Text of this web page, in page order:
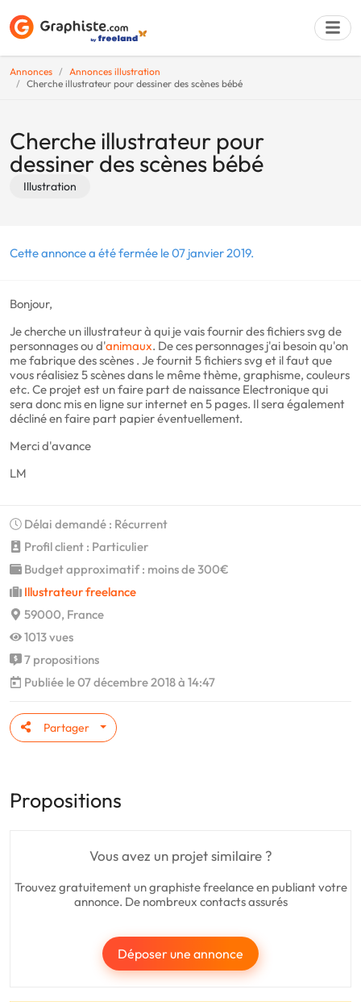
Annonces
Annonces illustration
Cherche illustrateur pour dessiner des scènes bébé
Cherche illustrateur pour
dessiner des scènes bébé
Illustration
Cette annonce a été fermée le 07 janvier 2019.
Bonjour,
Je cherche un illustrateur à qui je vais fournir des fichiers svg de
personnages ou d'animaux. De ces personnages j'ai besoin qu'on
me fabrique des scènes . Je fournit 5 fichiers svg et il faut que
vous réalisiez 5 scènes dans le même thème, graphisme, couleurs
etc. Ce projet est un faire part de naissance Electronique qui
sera donc mis en ligne sur internet en 5 pages. Il sera également
décliné en faire part papier éventuellement.
Merci d'avance
LM
Délai demandé : Récurrent
Profil client : Particulier
Budget approximatif : moins de 300€
Illustrateur freelance
59000, France
1013 vues
7 propositions
Publiée le 07 décembre 2018 à 14:47
Partager
Propositions
Vous avez un projet similaire ?
Trouvez gratuitement un graphiste freelance en publiant votre
annonce. De nombreux contacts assurés
Déposer une annonce